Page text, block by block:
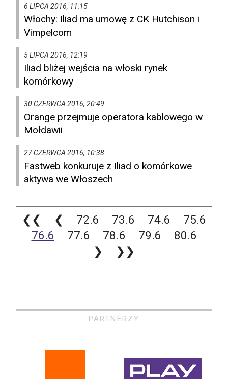
6 LIPCA 2016, 11:15
Włochy: Iliad ma umowę z CK Hutchison i
Vimpelcom
5 LIPCA 2016, 12:19
Iliad bliżej wejścia na włoski rynek
komórkowy
30 CZERWCA 2016, 20:49
Orange przejmuje operatora kablowego w
Mołdawii
27 CZERWCA 2016, 10:38
Fastweb konkuruje z Iliad o komórkowe
aktywa we Włoszech
❮❮ ❮ 72.6 73.6 74.6
75.6
76.6
77.6 78.6 79.6
80.6
❯
❯❯
PARTNERZY